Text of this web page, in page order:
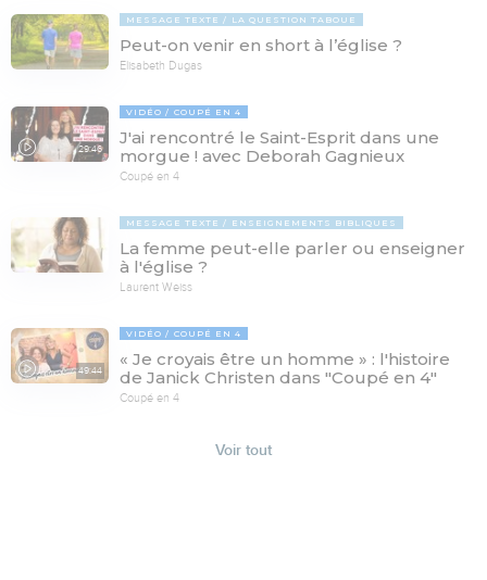
MESSAGE TEXTE LA QUESTION TABOUE
Peut-on venir en short à l’église ?
Elisabeth Dugas
29:46
VIDÉO COUPÉ EN 4
J'ai rencontré le Saint-Esprit dans une
morgue ! avec Deborah Gagnieux
Coupé en 4
MESSAGE TEXTE ENSEIGNEMENTS BIBLIQUES
La femme peut-elle parler ou enseigner
à l'église ?
Laurent Weiss
49:44
VIDÉO COUPÉ EN 4
« Je croyais être un homme » : l'histoire
de Janick Christen dans "Coupé en 4"
Coupé en 4
Voir tout